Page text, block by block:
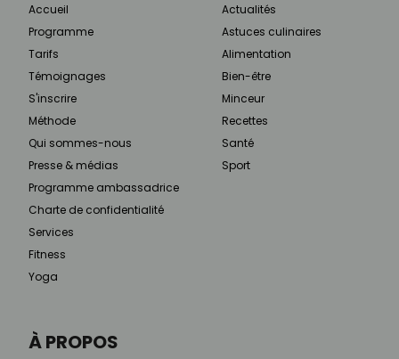
À PROPOS
Accueil
Programme
Tarifs
Témoignages
S'inscrire
Méthode
Qui sommes-nous
Presse & médias
Programme ambassadrice
Charte de confidentialité
Services
Fitness
Yoga
Actualités
Astuces culinaires
Alimentation
Bien-être
Minceur
Recettes
Santé
Sport